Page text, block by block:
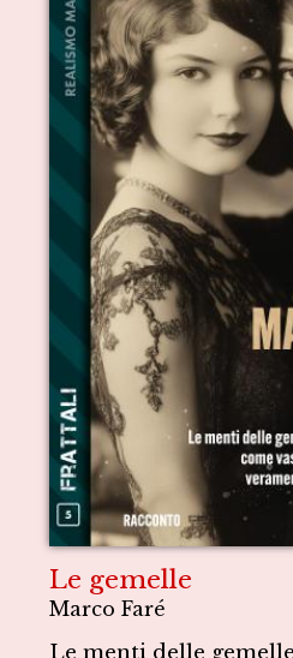
Le gemelle
Marco Faré
Le menti delle